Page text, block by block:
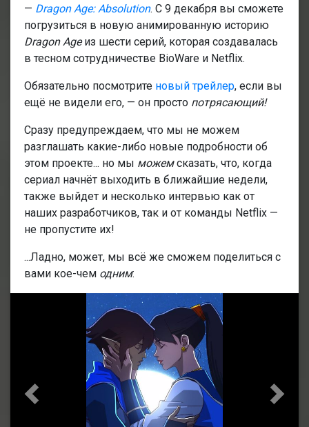
— Dragon Age: Absolution. С 9 декабря вы сможете
погрузиться в новую анимированную историю
Dragon Ageиз шести серий, которая создавалась
в тесном сотрудничестве BioWare и Netflix.
Обязательно посмотрите новый трейлер, если вы
ещё не видели его, — он просто потрясающий!
Сразу предупреждаем, что мы не можем
разглашать какие-либо новые подробности об
этом проекте... но мы можемсказать, что, когда
сериал начнёт выходить в ближайшие недели,
также выйдет и несколько интервью как от
наших разработчиков, так и от команды Netflix —
не пропустите их!
...Ладно, может, мы всё же сможем поделиться с
вами кое-чем одним:
Предыдущая